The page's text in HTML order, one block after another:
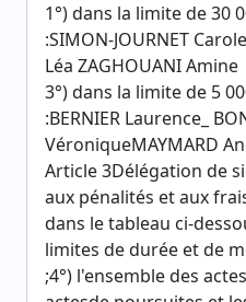
1°) dans la limite de 30
:SIMON-JOURNET
Léa ZAGHOUANI Amine
3°) dans la limite de 5
:BERNIER Laurence_
VéroniqueMAYMARD
Article 3Délégation de
aux pénalités et aux
dans le tableau ci-
limites de durée et de
;4°) l'ensemble des